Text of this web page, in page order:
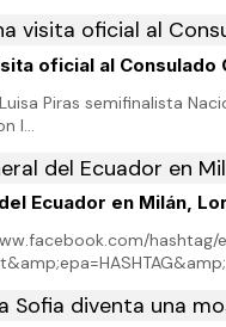
oficial al Consulado
Piras semifinalista
l…
Ecuador en Milán,
hashtag/